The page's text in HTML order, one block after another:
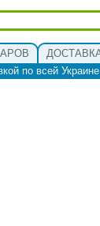
по всей